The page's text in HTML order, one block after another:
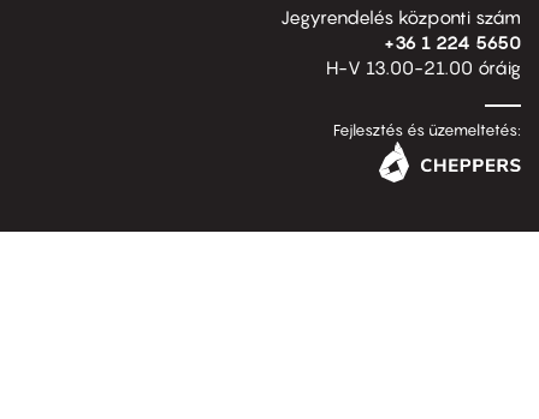
Jegyrendelés központi szám
+36 1 224 5650
H-V 13.00-21.00 óráig
Fejlesztés és üzemeltetés: